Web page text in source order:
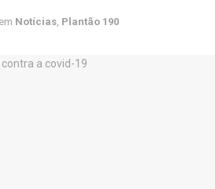
em Notícias Plantão 190